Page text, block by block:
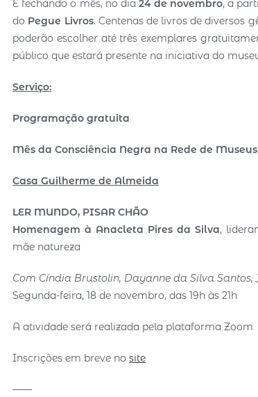
E fechando o mês, no dia 24 de novembro, a
do Pegue Livros. Centenas de livros de diversos
poderão escolher até três exemplares
público que estará presente na iniciativa do
Serviço:
Programação gratuita
Mês da Consciência Negra na Rede de
Casa Guilherme de Almeida
LER MUNDO, PISAR CHÃO
Homenagem à Anacleta Pires da Silva,
mãe natureza
Com Cíndia Brustolin, Dayanne da Silva
Segunda-feira, 18 de novembro, das 19h às 21h
A atividade será realizada pela plataforma Zoom
Inscrições em breve nosite
——